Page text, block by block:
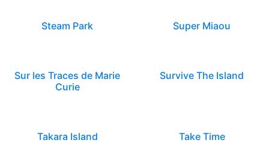
Steam Park Super Miaou
Sur les Traces de Marie
Curie
Survive The Island
Takara Island Take Time